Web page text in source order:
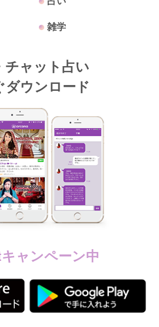
雑学
チャット占い
ダウンロード
ャンペーン中